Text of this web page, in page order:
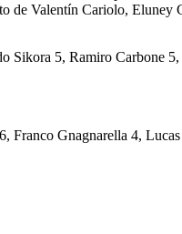
de Valentín Cariolo, Eluney
Sikora 5, Ramiro Carbone
Franco Gnagnarella 4,